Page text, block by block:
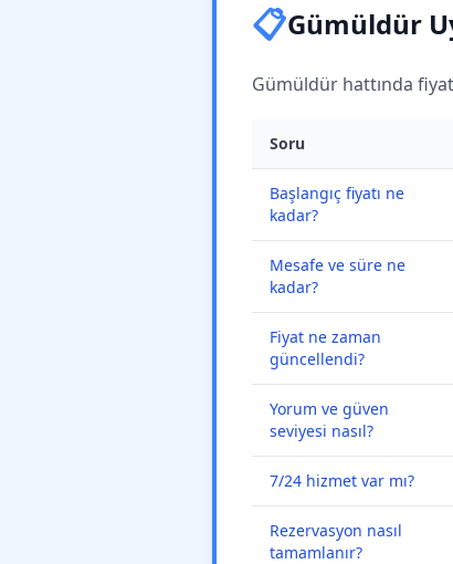
📋Gümüldür
Gümüldür hattında
Soru
Başlangıç fiyatı ne
kadar?
Mesafe ve süre ne
kadar?
Fiyat ne zaman
güncellendi?
Yorum ve güven
seviyesi nasıl?
7/24 hizmet var mı?
Rezervasyon nasıl
tamamlanır?